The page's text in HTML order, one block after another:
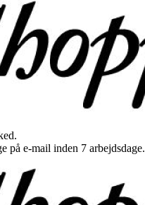
på e-mail inden 7 arbejdsdage.